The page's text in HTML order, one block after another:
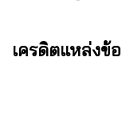
เครดิตแหล่งข้